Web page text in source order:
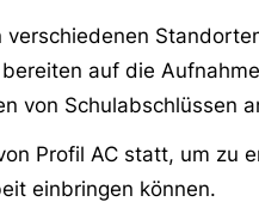
auf die
von Schulabschlüssen
Profil AC statt, um zu
einbringen können.